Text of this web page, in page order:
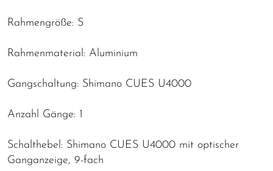
Rahmengröße: S
Rahmenmaterial: Aluminium
Gangschaltung: Shimano CUES U4000
Anzahl Gänge: 1
Schalthebel: Shimano CUES U4000 mit optischer
Ganganzeige, 9-fach